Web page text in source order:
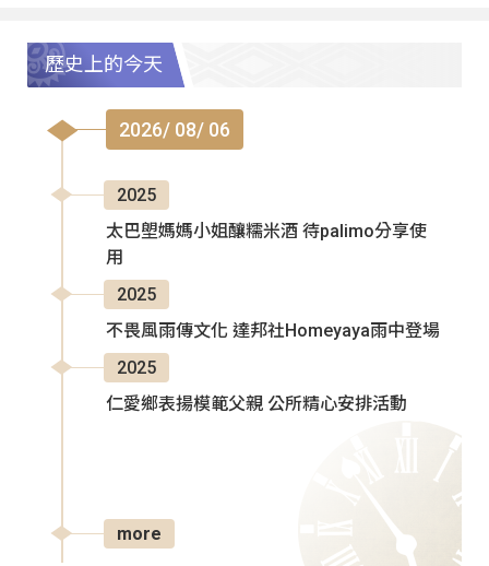
歷史上的今天
2026/ 08/ 06
2025
太巴塱媽媽小姐釀糯米酒 待palimo分享使
用
2025
不畏風雨傳文化 達邦社Homeyaya雨中登場
2025
仁愛鄉表揚模範父親 公所精心安排活動
more